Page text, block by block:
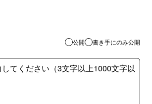
公開 書き手にのみ公開